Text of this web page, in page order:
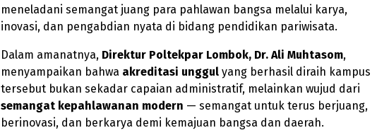
meneladani semangat juang para pahlawan bangsa melalui karya,
inovasi, dan pengabdian nyata di bidang pendidikan pariwisata.
Dalam amanatnya, Direktur Poltekpar Lombok, Dr. Ali Muhtasom,
menyampaikan bahwa akreditasi unggul yang berhasil diraih kampus
tersebut bukan sekadar capaian administratif, melainkan wujud dari
semangat kepahlawanan modern — semangat untuk terus berjuang,
berinovasi, dan berkarya demi kemajuan bangsa dan daerah.